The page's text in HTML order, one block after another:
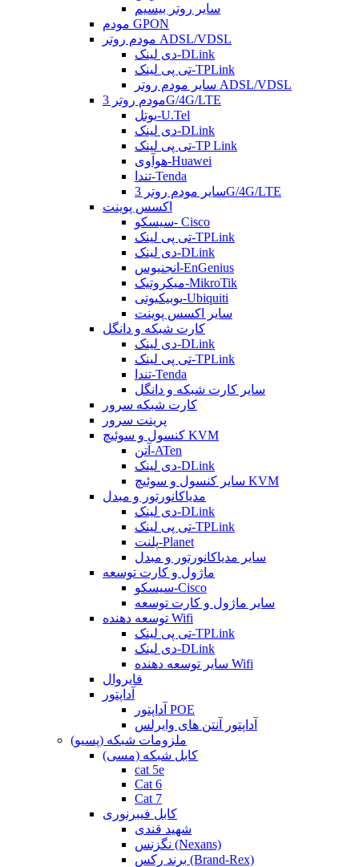
سایر روتر بیسیم
مودم GPON
مودم روتر ADSL/VDSL
دی لینک-DLink
تی پی لینک-TPLink
سایر مودم روتر ADSL/VDSL
مودم روتر 3G/4G/LTE
یوتل-U.Tel
دی لینک-DLink
تی پی لینک-TP Link
هوآوی-Huawei
تندا-Tenda
سایر مودم روتر 3G/4G/LTE
اکسس پوینت
سیسکو- Cisco
تی پی لینک-TPLink
دی لینک-DLink
انجنیوس-EnGenius
میکروتیک-MikroTik
یوبیکیوتی-Ubiquiti
سایر اکسس پوینت
کارت شبکه و دانگل
دی لینک-DLink
تی پی لینک-TPLink
تندا-Tenda
سایر کارت شبکه و دانگل
کارت شبکه سرور
پرینت سرور
کنسول و سوئیچ KVM
آتن-ATen
دی لینک-DLink
سایر کنسول و سوئیچ KVM
مدیاکانورتور و مبدل
دی لینک-DLink
تی پی لینک-TPLink
پلنت-Planet
سایر مدیاکانورتور و مبدل
ماژول و کارت توسعه
سیسکو-Cisco
سایر ماژول و کارت توسعه
توسعه دهنده Wifi
تی پی لینک-TPLink
دی لینک-DLink
سایر توسعه دهنده Wifi
فایروال
آداپتور
آداپتور POE
آداپتور آنتن های وایرلس
ملزومات شبکه (پسیو)
کابل شبکه (مسی)
cat 5e
Cat 6
Cat 7
کابل فیبرنوری
شهید قندی
نگزنس (Nexans)
برند رکس (Brand-Rex)